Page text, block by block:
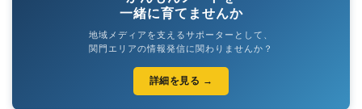
一緒に育てませんか
地域メディアを支えるサポーターとして、
関門エリアの情報発信に関わりませんか？
詳細を見る →